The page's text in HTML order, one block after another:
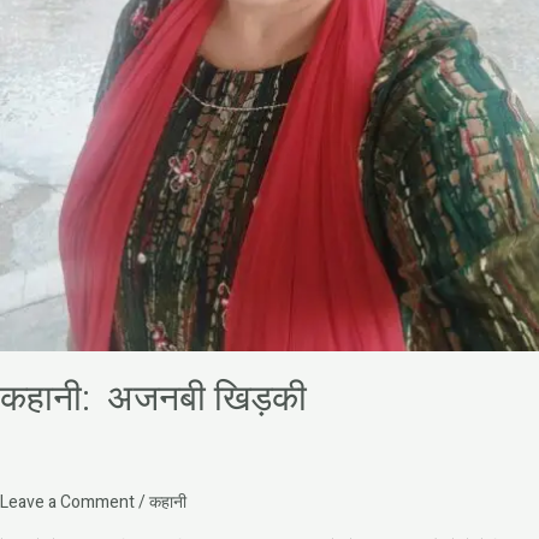
कहानी: अजनबी खिड़की
Leave a Comment/कहानी